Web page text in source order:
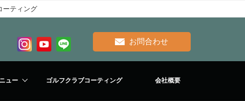
ーティング
お問合わせ
ュー ゴルフクラブコーティング 会社概要